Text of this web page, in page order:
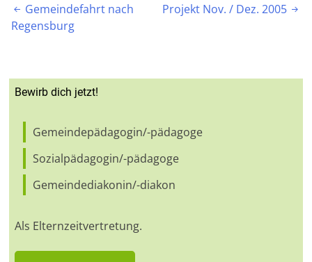
Beitragsnavigation
 Gemeindefahrt nach
Regensburg
Projekt Nov. / Dez. 2005 
Bewirb dich jetzt!
Gemeindepädagogin/-pädagoge
Sozialpädagogin/-pädagoge
Gemeindediakonin/-diakon
Als Elternzeitvertretung.